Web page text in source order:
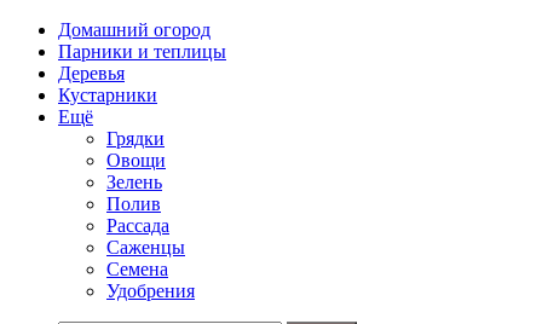
Домашний огород
Парники и теплицы
Деревья
Кустарники
Ещё
Грядки
Овощи
Зелень
Полив
Рассада
Саженцы
Семена
Удобрения